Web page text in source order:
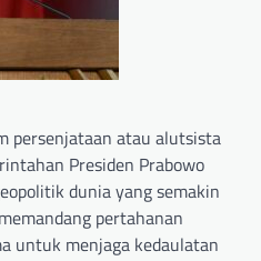
persenjataan atau alutsista
Presiden Prabowo
dunia yang semakin
pertahanan
untuk menjaga kedaulatan